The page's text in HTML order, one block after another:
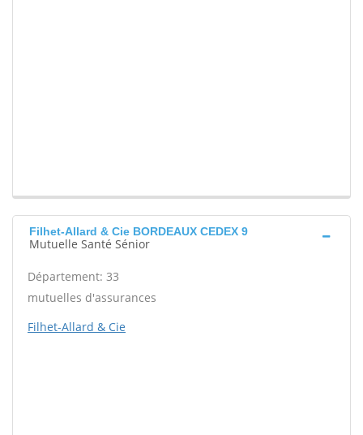
Filhet-Allard & Cie BORDEAUX CEDEX 9
Mutuelle Santé Sénior
Département: 33
mutuelles d'assurances
Filhet-Allard & Cie